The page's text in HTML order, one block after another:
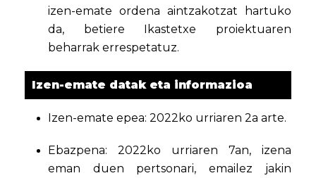
izen-emate ordena aintzakotzat hartuko
da, betiere Ikastetxe proiektuaren
beharrak errespetatuz.
Izen-emate datak eta informazioa
Izen-emate epea: 2022ko urriaren 2a arte.
Ebazpena: 2022ko urriaren 7an, izena
eman duen pertsonari, emailez jakin